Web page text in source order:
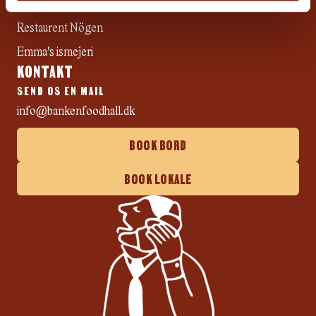
Green Neighbour
Restaurent Nögen
Emma's ismejeri
KONTAKT
SEND OS EN MAIL
info@bankenfoodhall.dk
BOOK BORD
BOOK LOKALE